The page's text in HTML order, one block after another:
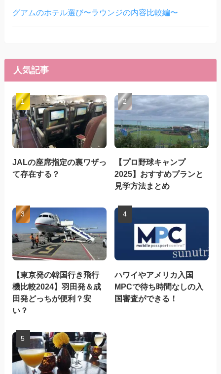
グアムのホテル選び〜ラウンジの内容比較編〜
人気記事
JALの座席指定の裏ワザっ
て存在する？
【プロ野球キャンプ
2025】おすすめプランと
見学方法まとめ
【東京発の韓国行き飛行
機比較2024】羽田発＆成
田発どっちが便利？安
い？
ハワイやアメリカ入国
MPCで待ち時間なしの入
国審査ができる！